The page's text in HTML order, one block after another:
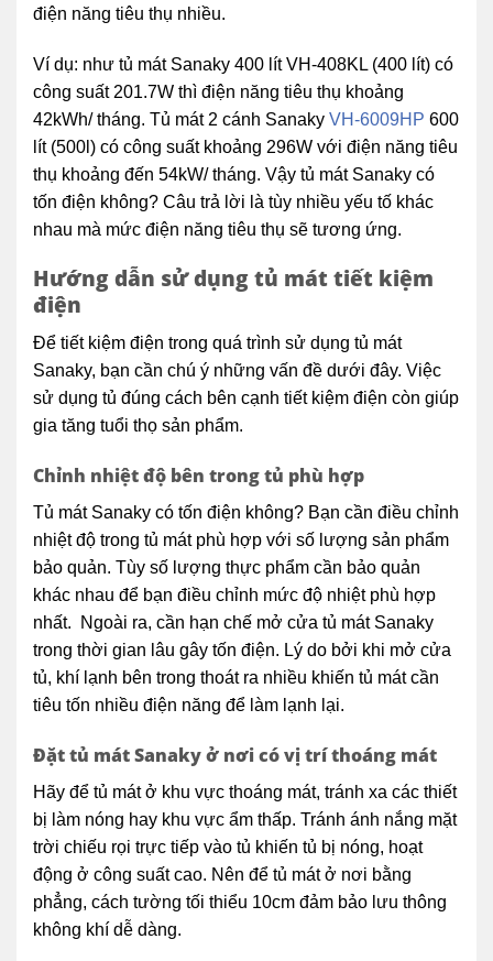
điện năng tiêu thụ nhiều.
Ví dụ: như tủ mát Sanaky 400 lít VH-408KL (400 lít) có
công suất 201.7W thì điện năng tiêu thụ khoảng
42kWh/ tháng. Tủ mát 2 cánh Sanaky VH-6009HP 600
lít (500l) có công suất khoảng 296W với điện năng tiêu
thụ khoảng đến 54kW/ tháng. Vậy tủ mát Sanaky có
tốn điện không? Câu trả lời là tùy nhiều yếu tố khác
nhau mà mức điện năng tiêu thụ sẽ tương ứng.
Hướng dẫn sử dụng tủ mát tiết kiệm
điện
Để tiết kiệm điện trong quá trình sử dụng tủ mát
Sanaky, bạn cần chú ý những vấn đề dưới đây. Việc
sử dụng tủ đúng cách bên cạnh tiết kiệm điện còn giúp
gia tăng tuổi thọ sản phẩm.
Chỉnh nhiệt độ bên trong tủ phù hợp
Tủ mát Sanaky có tốn điện không? Bạn cần điều chỉnh
nhiệt độ trong tủ mát phù hợp với số lượng sản phẩm
bảo quản. Tùy số lượng thực phẩm cần bảo quản
khác nhau để bạn điều chỉnh mức độ nhiệt phù hợp
nhất. Ngoài ra, cần hạn chế mở cửa tủ mát Sanaky
trong thời gian lâu gây tốn điện. Lý do bởi khi mở cửa
tủ, khí lạnh bên trong thoát ra nhiều khiến tủ mát cần
tiêu tốn nhiều điện năng để làm lạnh lại.
Đặt tủ mát Sanaky ở nơi có vị trí thoáng mát
Hãy để tủ mát ở khu vực thoáng mát, tránh xa các thiết
bị làm nóng hay khu vực ẩm thấp. Tránh ánh nắng mặt
trời chiếu rọi trực tiếp vào tủ khiến tủ bị nóng, hoạt
động ở công suất cao. Nên để tủ mát ở nơi bằng
phẳng, cách tường tối thiểu 10cm đảm bảo lưu thông
không khí dễ dàng.